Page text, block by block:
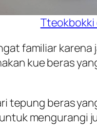
Tteokbokki
familiar
kue beras
tepung beras
mengurangi